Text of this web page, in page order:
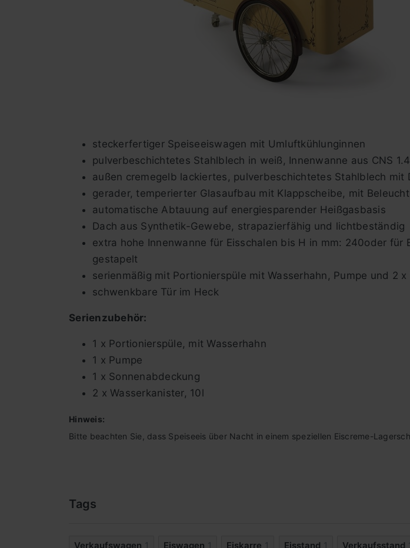
steckerfertiger Speiseeiswagen mit Umluftkühlunginnen
pulverbeschichtetes Stahlblech in weiß, Innenwanne aus CNS
außen cremegelb lackiertes, pulverbeschichtetes Stahlblech mit
gerader, temperierter Glasaufbau mit Klappscheibe, mit
automatische Abtauung auf energiesparender Heißgasbasis
Dach aus Synthetik-Gewebe, strapazierfähig und lichtbeständig
extra hohe Innenwanne für Eisschalen bis H in mm: 240oder
gestapelt
serienmäßig mit Portionierspüle mit Wasserhahn, Pumpe und 2
schwenkbare Tür im Heck
Serienzubehör:
1 x Portionierspüle, mit Wasserhahn
1 x Pumpe
1 x Sonnenabdeckung
2 x Wasserkanister, 10l
Hinweis:
Bitte beachten Sie, dass Speiseeis über Nacht in einem speziellen Eiscreme-
Tags
Verkaufswagen 1 Eiswagen 1 Eiskarre 1 Eisstand 1 Verkaufsstand